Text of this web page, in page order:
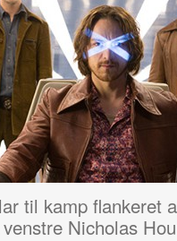
til kamp flankeret
Nicholas